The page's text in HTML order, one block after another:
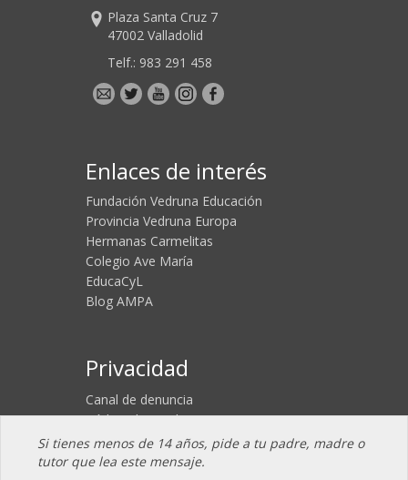
Plaza Santa Cruz 7
47002 Valladolid
Telf.: 983 291 458
Enlaces de interés
Fundación Vedruna Educación
Provincia Vedruna Europa
Hermanas Carmelitas
Colegio Ave María
EducaCyL
Blog AMPA
Privacidad
Canal de denuncia
Código de conducta
Aviso legal
Política de Cookies
Si tienes menos de 14 años, pide a tu padre, madre o
tutor que lea este mensaje.